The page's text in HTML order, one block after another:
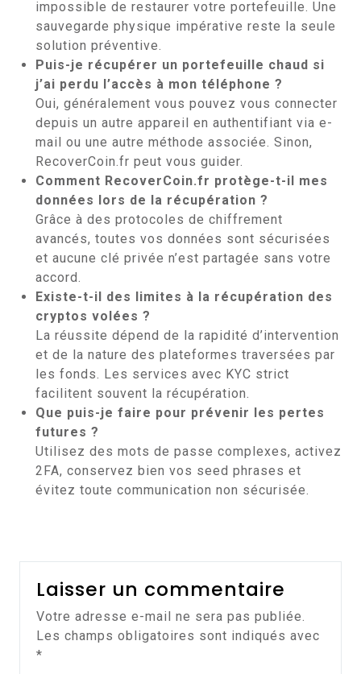
impossible de restaurer votre portefeuille. Une
sauvegarde physique impérative reste la seule
solution préventive.
Puis-je récupérer un portefeuille chaud si
j’ai perdu l’accès à mon téléphone ?
Oui, généralement vous pouvez vous connecter
depuis un autre appareil en authentifiant via e-
mail ou une autre méthode associée. Sinon,
RecoverCoin.fr peut vous guider.
Comment RecoverCoin.fr protège-t-il mes
données lors de la récupération ?
Grâce à des protocoles de chiffrement
avancés, toutes vos données sont sécurisées
et aucune clé privée n’est partagée sans votre
accord.
Existe-t-il des limites à la récupération des
cryptos volées ?
La réussite dépend de la rapidité d’intervention
et de la nature des plateformes traversées par
les fonds. Les services avec KYC strict
facilitent souvent la récupération.
Que puis-je faire pour prévenir les pertes
futures ?
Utilisez des mots de passe complexes, activez
2FA, conservez bien vos seed phrases et
évitez toute communication non sécurisée.
Laisser un commentaire
Votre adresse e-mail ne sera pas publiée.
Les champs obligatoires sont indiqués avec
*